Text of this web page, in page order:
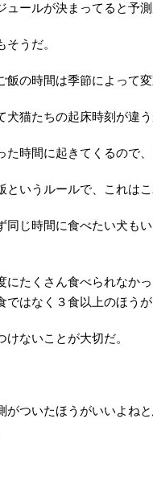
ュールが決まってると予
そうだ。
飯の時間は季節によって変
犬猫たちの起床時刻が違う
た時間に起きてくるので
というルールで、これは
同じ時間に食べたい犬も
にたくさん食べられなか
ではなく３食以上のほうが
けないことが大切だ。
がついたほうがいいよね